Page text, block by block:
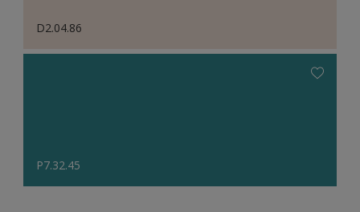
D2.04.86
P7.32.45